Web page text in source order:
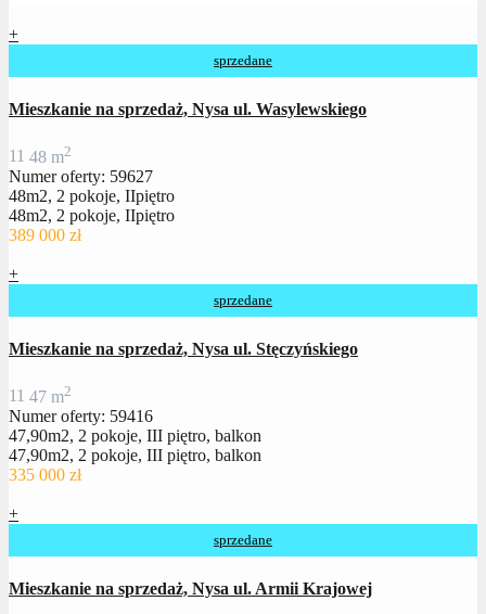
+
sprzedane
Mieszkanie na sprzedaż, Nysa ul. Wasylewskiego
11 48 m2
Numer oferty: 59627
48m2, 2 pokoje, IIpiętro
48m2, 2 pokoje, IIpiętro
389 000 zł
+
sprzedane
Mieszkanie na sprzedaż, Nysa ul. Stęczyńskiego
11 47 m2
Numer oferty: 59416
47,90m2, 2 pokoje, III piętro, balkon
47,90m2, 2 pokoje, III piętro, balkon
335 000 zł
+
sprzedane
Mieszkanie na sprzedaż, Nysa ul. Armii Krajowej